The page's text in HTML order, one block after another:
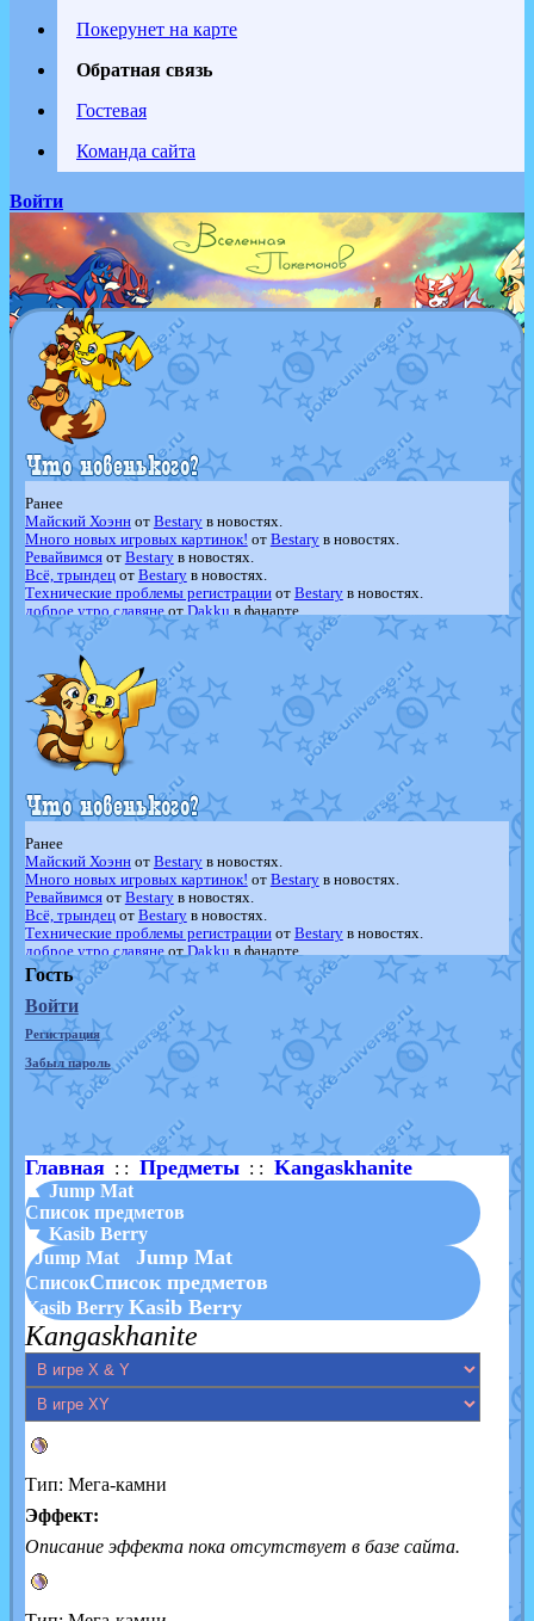
Покерунет на карте
Обратная связь
Гостевая
Команда сайта
Войти
Ранее
Майский Хоэннот Bestaryв новостях.
Много новых игровых картинок! от Bestaryв новостях.
Ревайвимсяот Bestaryв новостях.
Всё, трындецот Bestaryв новостях.
Технические проблемы регистрацииот Bestaryв новостях.
доброе утро славянеот Dakku в фанарте.
Йолда и Мимикью отMavisNyanCatв фанарте.
Недовольный котомангуст
в фанарте.
The Dark Wishmaker
отRandomon
шадоу спиритомботilovearceus
в фанарте.
траббишотilovearceusв фанарте.
Raging BoltотGraceDaFox
в фанарте.
Shadow mismagiusотJOK_julia
в фанарте.
художникотvicavicaв фанарте.
Ранее
Майский Хоэннот Bestaryв новостях.
Много новых игровых картинок! от Bestaryв новостях.
Ревайвимсяот Bestaryв новостях.
Всё, трындецот Bestaryв новостях.
Технические проблемы регистрацииот Bestaryв новостях.
доброе утро славянеот Dakku в фанарте.
Йолда и МимикьюотMavisNyanCatв фанарте.
Недовольный котомангуст
в фанарте.
The Dark Wishmaker
отRandomon
шадоу спиритомб
отilovearceus
в фанарте.
траббишотilovearceusв фанарте.
Raging BoltотGraceDaFox
Shadow mismagiusотJOK_julia
в фанарте.
художникот vicavicaв фанарте.
Гость
Войти
Регистрация
Забыл пароль
Главная: : Предметы: : Kangaskhanite
▲ Jump Mat
Список предметов
▼ Kasib Berry
Jump Mat
Jump Mat
СписокСписок предметов
Kasib Berry Kasib Berry
Kangaskhanite
Тип: Мега-камни
Эффект:
Описание эффекта пока отсутствует в базе сайта.